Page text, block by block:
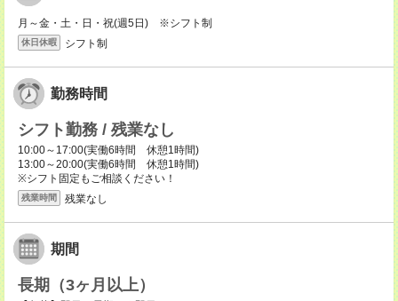
月～金・土・日・祝(週5日) ※シフト制
休日休暇 シフト制
勤務時間
シフト勤務 / 残業なし
10:00～17:00(実働6時間 休憩1時間)
13:00～20:00(実働6時間 休憩1時間)
※シフト固定もご相談ください！
残業時間 残業なし
期間
長期（3ヶ月以上）